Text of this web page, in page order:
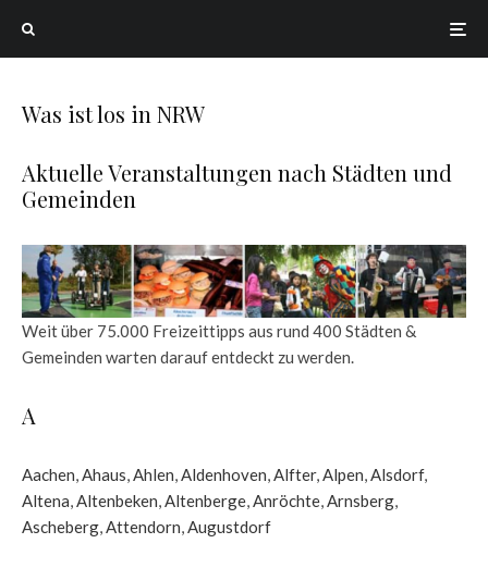
Was ist los in NRW
Aktuelle Veranstaltungen nach Städten und
Gemeinden
Weit über 75.000 Freizeittipps aus rund 400 Städten &
Gemeinden warten darauf entdeckt zu werden.
A
Aachen,Ahaus,Ahlen,Aldenhoven,Alfter,Alpen,Alsdorf,
Altena,Altenbeken,Altenberge,Anröchte,Arnsberg,
Ascheberg,Attendorn,Augustdorf